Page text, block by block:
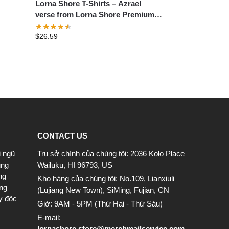
Lorna Shore T-Shirts – Azrael
verse from Lorna Shore Premium
T-Shirt
$26.59
ngũ
độc
CONTACT US
Trụ sở chính của chúng tôi: 2036 Kolo Place
Wailuku, HI 96793, US
Kho hàng của chúng tôi: No.109, Lianxiuli
(Lujiang New Town), SiMing, Fujian, CN
Giờ: 9AM - 5PM (Thứ Hai - Thứ Sáu)
E-mail: